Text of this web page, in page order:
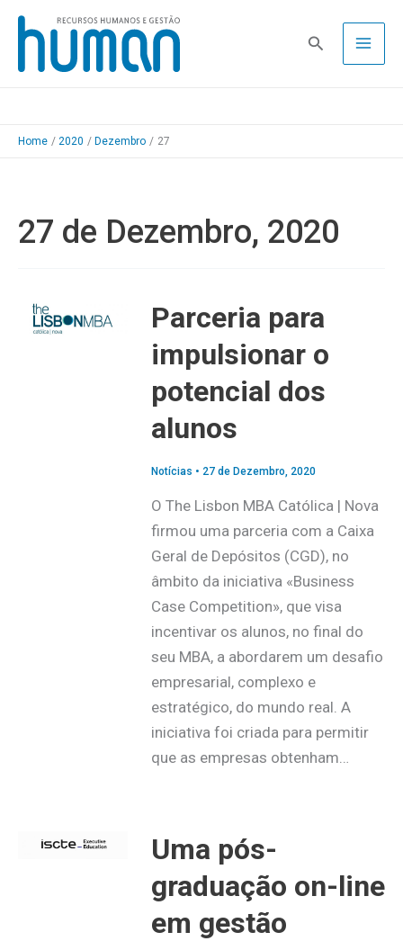
Skip
content
Pesquisa
Home 2020 Dezembro 27
27 de Dezembro, 2020
Parceria para
impulsionar o
potencial dos
alunos
Notícias • 27 de Dezembro, 2020
O The Lisbon MBA Católica | Nova
firmou uma parceria com a Caixa
Geral de Depósitos (CGD), no
âmbito da iniciativa «Business
Case Competition», que visa
incentivar os alunos, no final do
seu MBA, a abordarem um desafio
empresarial, complexo e
estratégico, do mundo real. A
iniciativa foi criada para permitir
que as empresas obtenham…
Uma pós-
graduação on-line
em gestão